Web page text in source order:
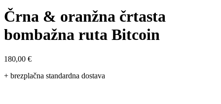
Črna & oranžna črtasta
bombažna ruta Bitcoin
180,00 €
+ brezplačna standardna dostava